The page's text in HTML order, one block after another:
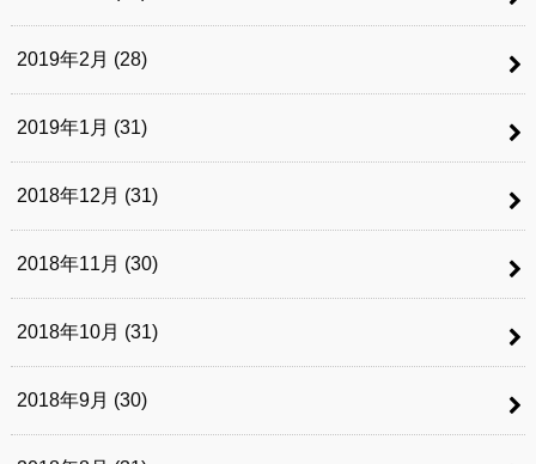
2019年2月 (28)
2019年1月 (31)
2018年12月 (31)
2018年11月 (30)
2018年10月 (31)
2018年9月 (30)